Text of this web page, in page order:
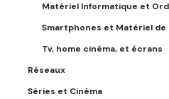
Matériel Informatique et
Smartphones et Matériel de
Tv, home cinéma, et écrans
Réseaux
Séries et Cinéma